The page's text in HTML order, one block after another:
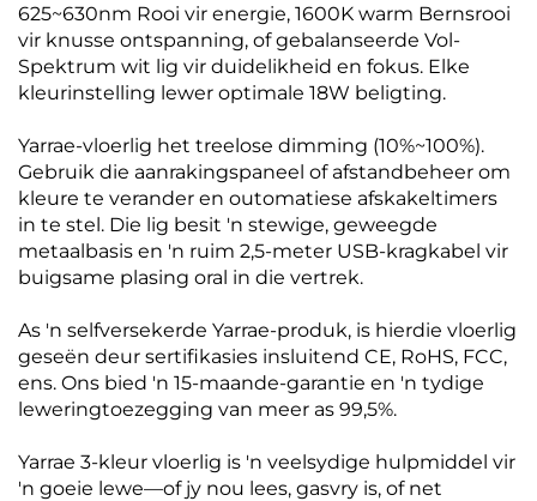
625~630nm Rooi vir energie, 1600K warm Bernsrooi
vir knusse ontspanning, of gebalanseerde Vol-
Spektrum wit lig vir duidelikheid en fokus. Elke
kleurinstelling lewer optimale 18W beligting.
Yarrae-vloerlig het treelose dimming (10%~100%).
Gebruik die aanrakingspaneel of afstandbeheer om
kleure te verander en outomatiese afskakeltimers
in te stel. Die lig besit 'n stewige, geweegde
metaalbasis en 'n ruim 2,5-meter USB-kragkabel vir
buigsame plasing oral in die vertrek.
As 'n selfversekerde Yarrae-produk, is hierdie vloerlig
geseën deur sertifikasies insluitend CE, RoHS, FCC,
ens. Ons bied 'n 15-maande-garantie en 'n tydige
leweringtoezegging van meer as 99,5%.
Yarrae 3-kleur vloerlig is 'n veelsydige hulpmiddel vir
'n goeie lewe—of jy nou lees, gasvry is, of net